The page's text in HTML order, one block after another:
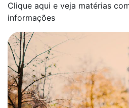
Clique aqui e veja matérias
informações